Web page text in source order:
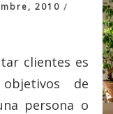
2010
clientes es
de
persona o